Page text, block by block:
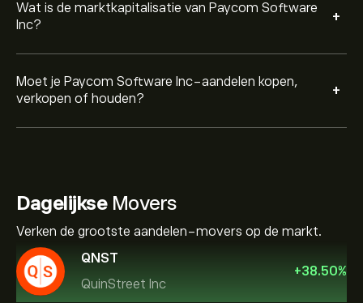
Wat is de marktkapitalisatie van Paycom Software
Inc?
+
Moet je Paycom Software Inc-aandelen kopen,
verkopen of houden?
+
DagelijkseMovers
Verken de grootste aandelen-movers op de markt.
QNST
QuinStreet Inc
+38.50%